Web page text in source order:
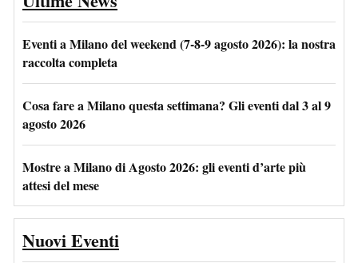
Eventi a Milano del weekend (7-8-9 agosto 2026): la nostra
raccolta completa
Cosa fare a Milano questa settimana? Gli eventi dal 3 al 9
agosto 2026
Mostre a Milano di Agosto 2026: gli eventi d’arte più
attesi del mese
Nuovi Eventi